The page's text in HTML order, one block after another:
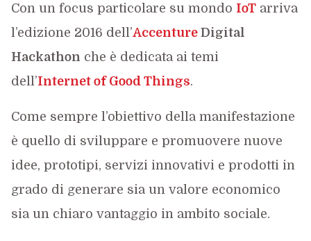
Con un focus particolare su mondo IoTarriva
l’edizione 2016 dell’AccentureDigital
Hackathon che è dedicata ai temi
dell’Internet of Good Things.
Come sempre l’obiettivo della manifestazione
è quello di sviluppare e promuovere nuove
idee, prototipi, servizi innovativi e prodotti in
grado di generare sia un valore economico
sia un chiaro vantaggio in ambito sociale.